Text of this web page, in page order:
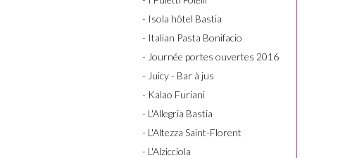
- Isola hôtel Bastia
- Italian Pasta Bonifacio
- Journée portes ouvertes 2016
- Juicy - Bar à jus
- Kalao Furiani
- L'Allegria Bastia
- L'Altezza Saint-Florent
- L'Alzicciola